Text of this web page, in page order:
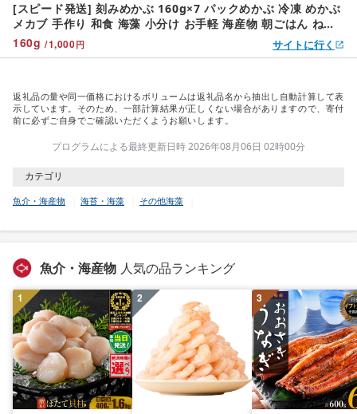
160g /1,000円
[スピード発送] 刻みめかぶ 160g×7 パックめかぶ 冷凍 めかぶ
メカブ 手作り 和食 海藻 小分け お手軽 海産物 朝ごはん ねば
ねば きざみ 刻み 早く届く 味噌汁 ごはん 夕飯 おかず サラダ
おすすめ 大船渡 三陸 岩手県 国産 大船渡市 7000円 7千円
サイトに行く
返礼品の量や同一価格におけるボリュームは返礼品名から抽出し自動計算して表
示しています。そのため、一部計算結果が正しくない場合がありますので、寄付
前に必ずご自身でご確認いただくようお願いします。
プログラムによる最終更新日時 2026年08月06日 02時00分
カテゴリ
魚介・海産物 海苔・海藻 その他海藻
魚介・海産物 人気の品ランキング
1 2 3